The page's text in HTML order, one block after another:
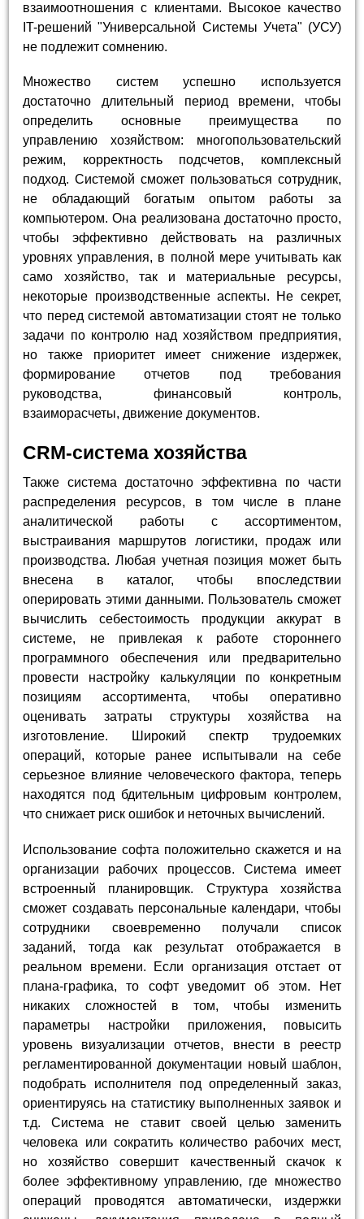
взаимоотношения с клиентами. Высокое качество
IT-решений "Универсальной Системы Учета" (УСУ)
не подлежит сомнению.
Множество систем успешно используется
достаточно длительный период времени, чтобы
определить основные преимущества по
управлению хозяйством: многопользовательский
режим, корректность подсчетов, комплексный
подход. Системой сможет пользоваться сотрудник,
не обладающий богатым опытом работы за
компьютером. Она реализована достаточно просто,
чтобы эффективно действовать на различных
уровнях управления, в полной мере учитывать как
само хозяйство, так и материальные ресурсы,
некоторые производственные аспекты. Не секрет,
что перед системой автоматизации стоят не только
задачи по контролю над хозяйством предприятия,
но также приоритет имеет снижение издержек,
формирование отчетов под требования
руководства, финансовый контроль,
взаиморасчеты, движение документов.
CRM-система хозяйства
Также система достаточно эффективна по части
распределения ресурсов, в том числе в плане
аналитической работы с ассортиментом,
выстраивания маршрутов логистики, продаж или
производства. Любая учетная позиция может быть
внесена в каталог, чтобы впоследствии
оперировать этими данными. Пользователь сможет
вычислить себестоимость продукции аккурат в
системе, не привлекая к работе стороннего
программного обеспечения или предварительно
провести настройку калькуляции по конкретным
позициям ассортимента, чтобы оперативно
оценивать затраты структуры хозяйства на
изготовление. Широкий спектр трудоемких
операций, которые ранее испытывали на себе
серьезное влияние человеческого фактора, теперь
находятся под бдительным цифровым контролем,
что снижает риск ошибок и неточных вычислений.
Использование софта положительно скажется и на
организации рабочих процессов. Система имеет
встроенный планировщик. Структура хозяйства
сможет создавать персональные календари, чтобы
сотрудники своевременно получали список
заданий, тогда как результат отображается в
реальном времени. Если организация отстает от
плана-графика, то софт уведомит об этом. Нет
никаких сложностей в том, чтобы изменить
параметры настройки приложения, повысить
уровень визуализации отчетов, внести в реестр
регламентированной документации новый шаблон,
подобрать исполнителя под определенный заказ,
ориентируясь на статистику выполненных заявок и
т.д. Система не ставит своей целью заменить
человека или сократить количество рабочих мест,
но хозяйство совершит качественный скачок к
более эффективному управлению, где множество
операций проводятся автоматически, издержки